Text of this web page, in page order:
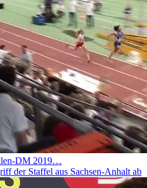
DM 2019…
der Staffel aus Sachsen-Anhalt ab